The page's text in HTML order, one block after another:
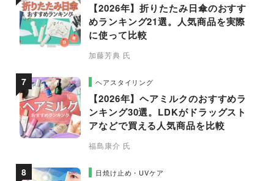
【2026年】折りたたみ日傘のおすす
めランキング21選。人気商品を実際
に使って比較
加藤芳典 氏
ヘアスタイリング
【2026年】ヘアミルクのおすすめラ
ンキング30選。LDKがドラッグスト
アなどで買える人気商品を比較
福島康介 氏
日焼け止め・UVケア